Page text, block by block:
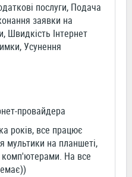
послуги, Подача
заявки на
Швидкість Інтернет
Усунення
провайдера
років, все працює
мультики на планшеті,
На все